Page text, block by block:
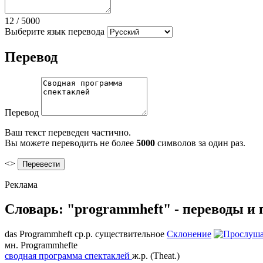
12 / 5000
Выберите язык перевода
Перевод
Перевод
Ваш текст переведен частично.
Вы можете переводить не более 5000 символов за один раз.
<>
Реклама
Словарь: "programmheft" - переводы и
das Programmheft ср.р. существительное Склонение
мн. Programmhefte
сводная программа спектаклей ж.р. (Theat.)